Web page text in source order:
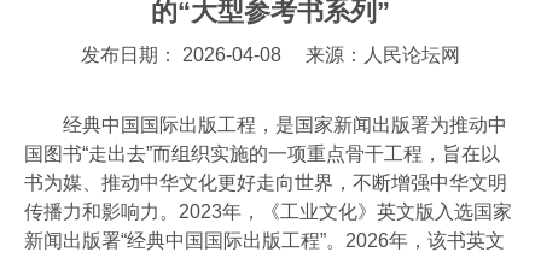
工业视频
会员风采
协会月刊
的“大型参考书系列”
发布日期： 2026-04-08 来源：人民论坛网
经典中国国际出版工程，是国家新闻出版署为推动中
国图书“走出去”而组织实施的一项重点骨干工程，旨在以
书为媒、推动中华文化更好走向世界，不断增强中华文明
传播力和影响力。2023年，《工业文化》英文版入选国家
新闻出版署“经典中国国际出版工程”。2026年，该书英文